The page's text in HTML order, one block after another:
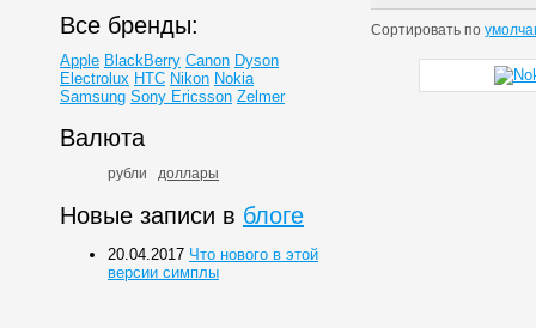
Сортировать по
Все бренды:
Apple BlackBerry Canon Dyson
Electrolux HTC Nikon Nokia
Samsung Sony Ericsson Zelmer
Валюта
рубли доллары
Новые записи в блоге
20.04.2017 Что нового в этой
версии симплы